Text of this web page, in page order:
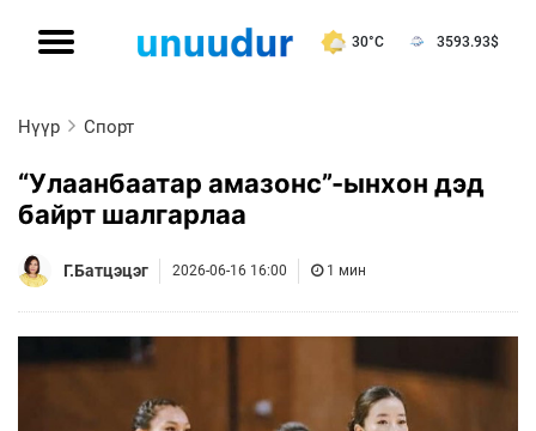
30°C 3593.93$
Нүүр Спорт
“Улаанбаатар амазонс”-ынхон дэд
байрт шалгарлаа
Г.Батцэцэг 2026-06-16 16:00 1 мин